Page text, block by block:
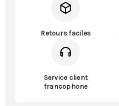
Retours faciles
Service client
francophone